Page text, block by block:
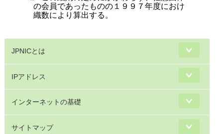
の会員であったものの１９９７年度における議決権
織数により算出する。
JPNICとは
IPアドレス
インターネットの基礎
サイトマップ